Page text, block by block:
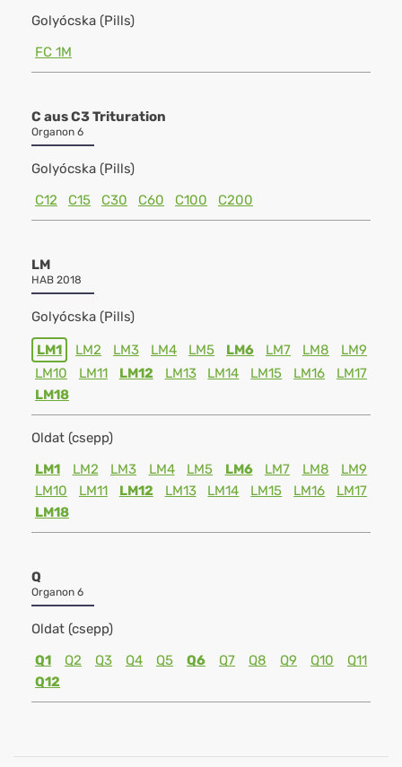
Golyócska (Pills)
FC 1M
C aus C3 Trituration
Organon 6
Golyócska (Pills)
C12
C15 C30 C60 C100 C200
LM
HAB 2018
Golyócska (Pills)
LM1 LM2 LM3 LM4 LM5 LM6 LM7 LM8
LM9
LM10
LM11 LM12 LM13 LM14 LM15 LM16
LM17
LM18
Oldat (csepp)
LM1
LM2 LM3 LM4 LM5 LM6 LM7 LM8
LM9
LM10
LM11 LM12 LM13 LM14 LM15 LM16
LM17
LM18
Q
Organon 6
Oldat (csepp)
Q1
Q2 Q3 Q4 Q5 Q6 Q7 Q8 Q9 Q10
Q11
Q12